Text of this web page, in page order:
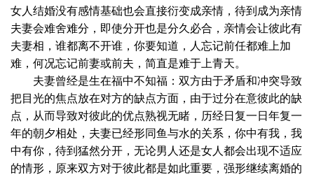
女人结婚没有感情基础也会直接衍变成亲情，待到成为亲情
夫妻会难舍难分，即使分开也是分久必合，亲情会让彼此有
夫妻相，谁都离不开谁，你要知道，人忘记前任都难上加
难，何况忘记前妻或前夫，简直是难于上青天。
夫妻曾经是生在福中不知福：双方由于矛盾和冲突导致
把目光的焦点放在对方的缺点方面，由于过分在意彼此的缺
点，从而导致对彼此的优点熟视无睹，历经日复一日年复一
年的朝夕相处，夫妻已经形同鱼与水的关系，你中有我，我
中有你，待到猛然分开，无论男人还是女人都会出现不适应
的情形，原来双方对于彼此都是如此重要，强形继续离婚的